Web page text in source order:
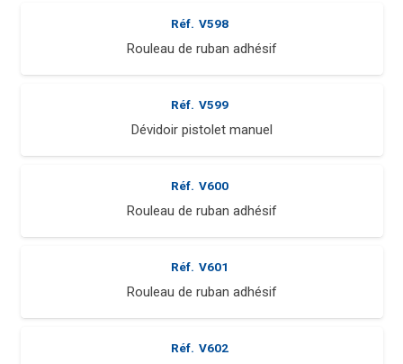
Réf. V598
Rouleau de ruban adhésif
Réf. V599
Dévidoir pistolet manuel
Réf. V600
Rouleau de ruban adhésif
Réf. V601
Rouleau de ruban adhésif
Réf. V602